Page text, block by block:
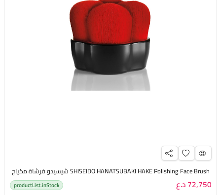
SHISEIDO HANATSUBAKI HAKE Polishing Face Brush شيسيدو فرشاة مكياج
72,750 د.ع productList.inStock